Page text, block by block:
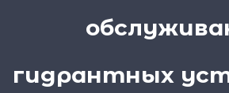
гидрантных